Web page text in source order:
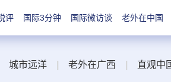
评 国际3分钟 国际微访谈 老外在中国
城市远洋 老外在广西 直观中